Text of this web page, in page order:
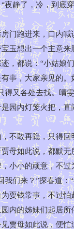
夜静了，冷，到底
跑进来，口内喊
玉想出一个主意
，都说：“小姑娘
事，大家亲见的
得又各处去找。晴
园内灯笼火把，
再隐，只得回明
母如此说，都默
小小的顽意，不
我们来？”探春道
耍钱常事，不过
内的姊妹们起居
贾母如此说，便